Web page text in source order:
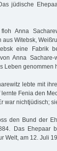
jüdische
Anna
aus Witebsk,
eine Fabrik
Anna
Leben genommen
lebte mit
lernte Fenia den
war nichtjüdisch;
den Bund der
Das Ehepaar
Welt, am 12. Juli